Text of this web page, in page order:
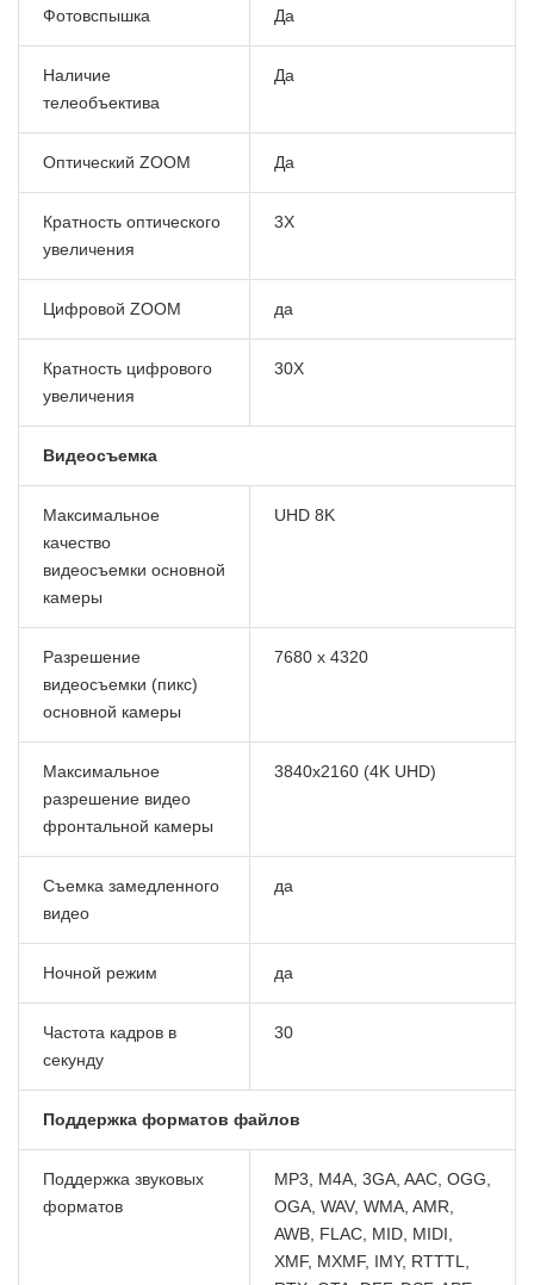
Фотовспышка Да
Наличие
телеобъектива
Да
Оптический ZOOM Да
Кратность оптического
увеличения
3X
Цифровой ZOOM да
Кратность цифрового
увеличения
30X
Видеосъемка
Максимальное
качество
видеосъемки основной
камеры
UHD 8K
Разрешение
видеосъемки (пикс)
основной камеры
7680 x 4320
Максимальное
разрешение видео
фронтальной камеры
3840x2160 (4K UHD)
Съемка замедленного
видео
да
Ночной режим да
Частота кадров в
секунду
30
Поддержка форматов файлов
Поддержка звуковых
форматов
MP3, M4A, 3GA, AAC, OGG,
OGA, WAV, WMA, AMR,
AWB, FLAC, MID, MIDI,
XMF, MXMF, IMY, RTTTL,